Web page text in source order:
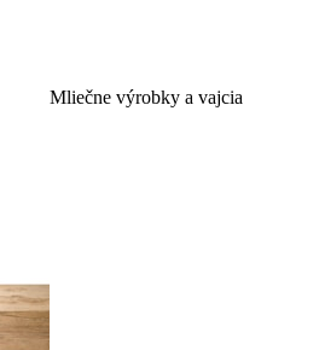
Mliečne výrobky a vajcia